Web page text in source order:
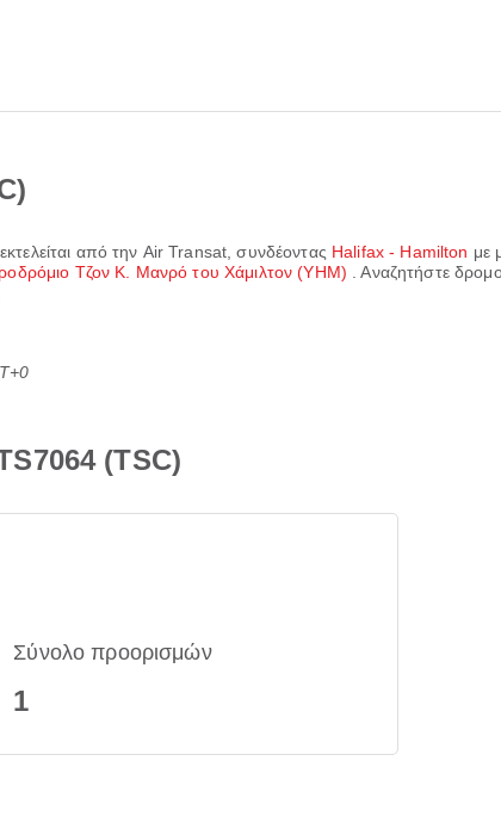
από την Air Transat , συνδέοντας Halifax - Hamilton με
Τζον Κ. Μανρό του Χάμιλτον (YHM)
. Αναζητήστε
(TSC)
Σύνολο προορισμών
1